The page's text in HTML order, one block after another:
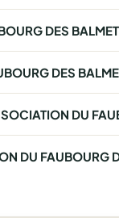
DES
DES
DU
DU FAUBOURG